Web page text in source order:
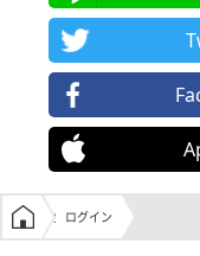
学生の窓口トップ
ログイン